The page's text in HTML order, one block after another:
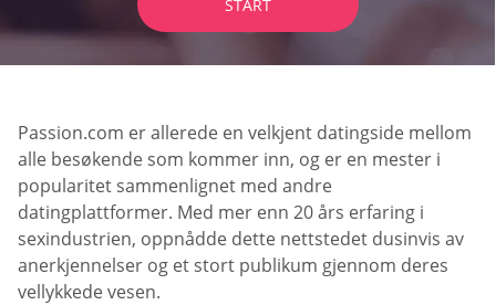
START
Passion.com er allerede en velkjent datingside mellom
alle besøkende som kommer inn, og er en mester i
popularitet sammenlignet med andre
datingplattformer. Med mer enn 20 års erfaring i
sexindustrien, oppnådde dette nettstedet dusinvis av
anerkjennelser og et stort publikum gjennom deres
vellykkede vesen.